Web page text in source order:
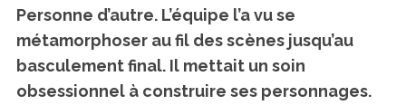
Personne d’autre. L’équipe l’a vu se
métamorphoser au fil des scènes jusqu’au
basculement final. Il mettait un soin
obsessionnel à construire ses personnages.